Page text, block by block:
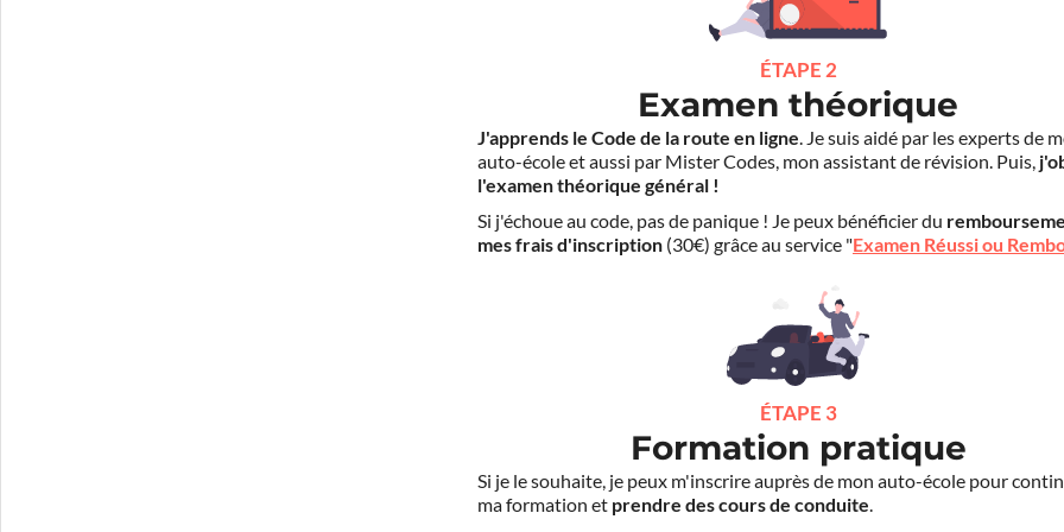
ÉTAPE 2
Examen théorique
J'apprends le Code de la route en ligne. Je suis aidé par les experts de
auto-école et aussi par Mister Codes, mon assistant de révision. Puis,
l'examen théorique général !
Si j'échoue au code, pas de panique ! Je peux bénéficier du
mes frais d'inscription (30€) grâce au service "Examen Réussi ou
ÉTAPE 3
Formation pratique
Si je le souhaite, je peux m'inscrire auprès de mon auto-école pour
ma formation et prendre des cours de conduite.